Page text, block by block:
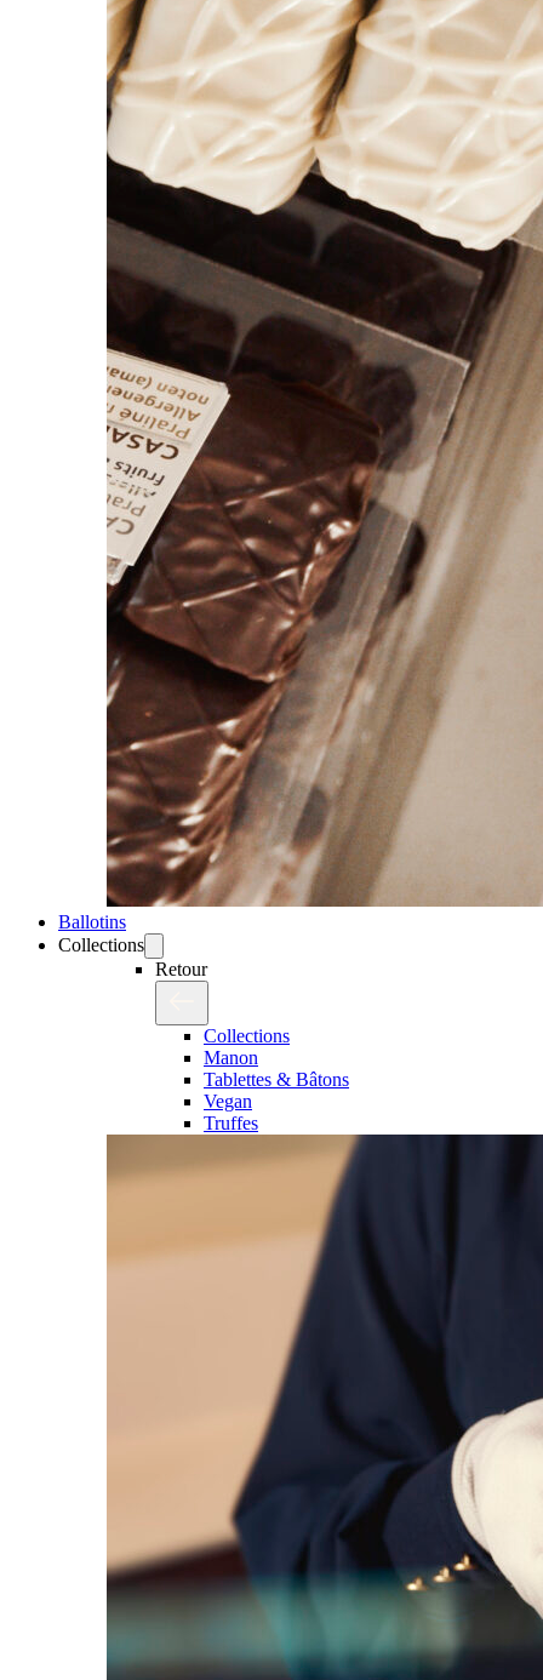
Ballotins
Collections
Retour
Collections
Manon
Tablettes & Bâtons
Vegan
Truffes